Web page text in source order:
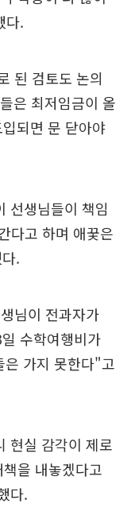
다.
된 검토도 논의
은 최저임금이 올
되면 문 닫아야
선생님들이 책임
다고 하며 애꿎은
.
님이 전과자가
수학여행비가
은 가지 못한다"고
현실 감각이 제로
을 내놓겠다고
다.